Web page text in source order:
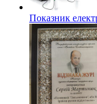
Показник